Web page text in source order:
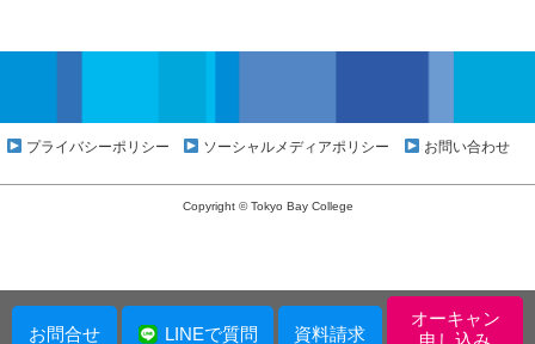
プライバシーポリシー ソーシャルメディアポリシー お問い合わせ
Copyright © Tokyo Bay College
お問合せ LINEで質問 資料請求
オーキャン
申し込み